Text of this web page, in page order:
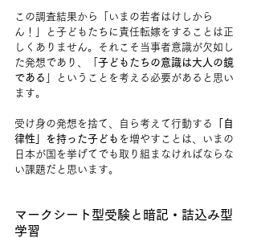
この調査結果から「いまの若者はけしから
ん！」と子どもたちに責任転嫁をすることは正
しくありません。それこそ当事者意識が欠如し
た発想であり、「 子どもたちの意識は大人の鏡
である
」ということを考える必要があると思い
ます。
受け身の発想を捨て、自ら考えて行動する
「自
律性」を持った子ども を増やすことは、いまの
日本が国を挙げてでも取り組まなければならな
い課題だと思います。
マークシート型受験と暗記・詰込み型
学習